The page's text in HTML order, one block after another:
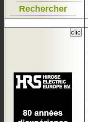
Rechercher